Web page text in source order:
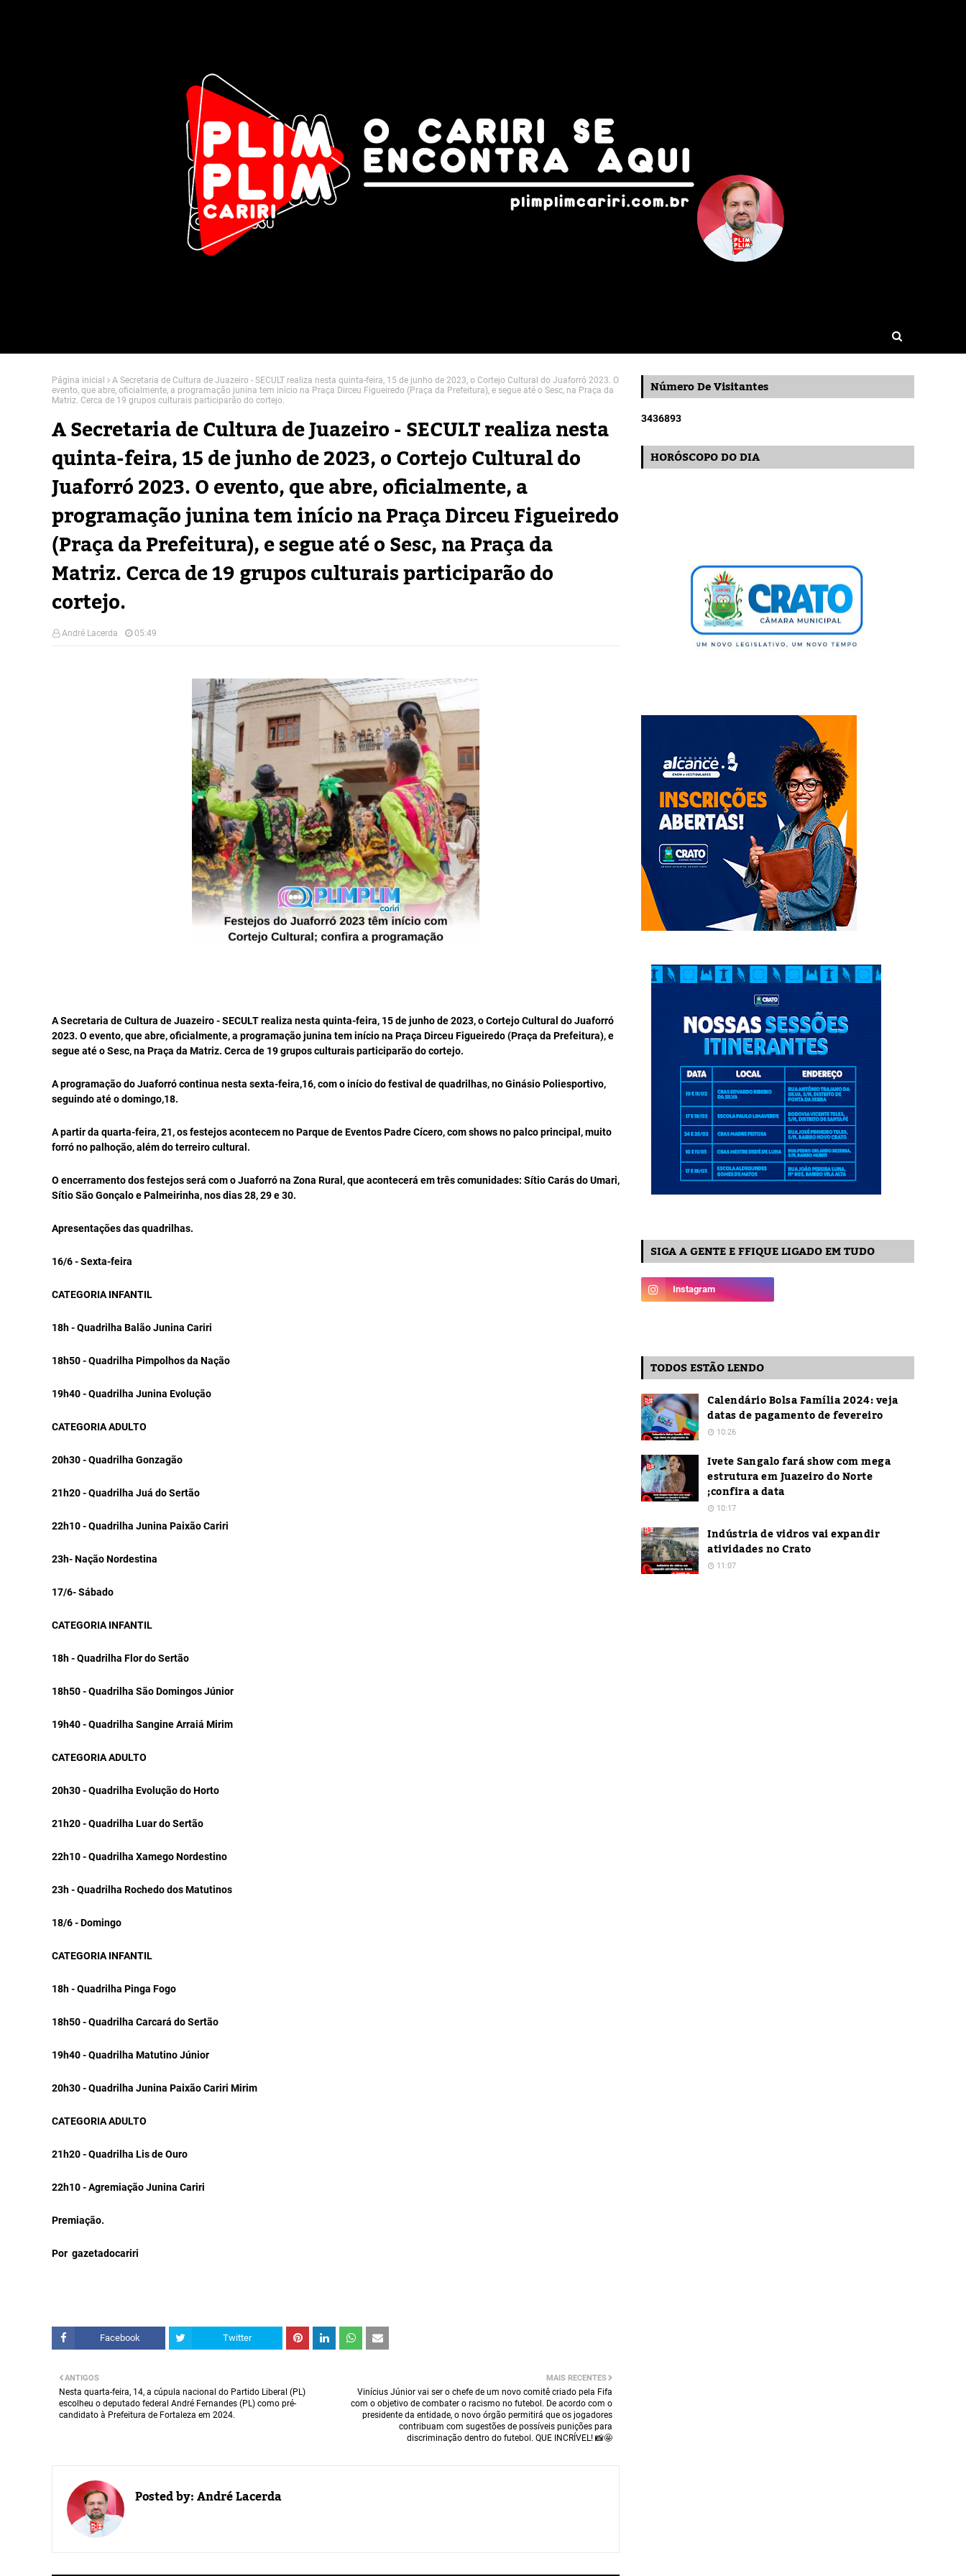
Página inicial
A Secretaria de Cultura de Juazeiro - SECULT realiza nesta quinta-feira, 15 de junho de 2023, o Cortejo Cultural do Juaforró 2023. O
evento, que abre, oficialmente, a programação junina tem início na Praça Dirceu Figueiredo (Praça da Prefeitura), e segue até o Sesc, na Praça da
Matriz. Cerca de 19 grupos culturais participarão do cortejo.
A Secretaria de Cultura de Juazeiro - SECULT realiza nesta
quinta-feira, 15 de junho de 2023, o Cortejo Cultural do
Juaforró 2023. O evento, que abre, oficialmente, a
programação junina tem início na Praça Dirceu Figueiredo
(Praça da Prefeitura), e segue até o Sesc, na Praça da
Matriz. Cerca de 19 grupos culturais participarão do
cortejo.
André Lacerda 05:49
A Secretaria de Cultura de Juazeiro - SECULT realiza nesta quinta-feira, 15 de junho de 2023, o Cortejo Cultural do Juaforró
2023. O evento, que abre, oficialmente, a programação junina tem início na Praça Dirceu Figueiredo (Praça da Prefeitura), e
segue até o Sesc, na Praça da Matriz. Cerca de 19 grupos culturais participarão do cortejo.
A programação do Juaforró continua nesta sexta-feira,16, com o início do festival de quadrilhas, no Ginásio Poliesportivo,
seguindo até o domingo,18.
A partir da quarta-feira, 21, os festejos acontecem no Parque de Eventos Padre Cícero, com shows no palco principal, muito
forró no palhoção, além do terreiro cultural.
O encerramento dos festejos será com o Juaforró na Zona Rural, que acontecerá em três comunidades: Sítio Carás do Umari,
Sítio São Gonçalo e Palmeirinha, nos dias 28, 29 e 30.
Apresentações das quadrilhas.
16/6 - Sexta-feira
CATEGORIA INFANTIL
18h - Quadrilha Balão Junina Cariri
18h50 - Quadrilha Pimpolhos da Nação
19h40 - Quadrilha Junina Evolução
CATEGORIA ADULTO
20h30 - Quadrilha Gonzagão
21h20 - Quadrilha Juá do Sertão
22h10 - Quadrilha Junina Paixão Cariri
23h- Nação Nordestina
17/6- Sábado
CATEGORIA INFANTIL
18h - Quadrilha Flor do Sertão
18h50 - Quadrilha São Domingos Júnior
19h40 - Quadrilha Sangine Arraiá Mirim
CATEGORIA ADULTO
20h30 - Quadrilha Evolução do Horto
21h20 - Quadrilha Luar do Sertão
22h10 - Quadrilha Xamego Nordestino
23h - Quadrilha Rochedo dos Matutinos
18/6 - Domingo
CATEGORIA INFANTIL
18h - Quadrilha Pinga Fogo
18h50 - Quadrilha Carcará do Sertão
19h40 - Quadrilha Matutino Júnior
20h30 - Quadrilha Junina Paixão Cariri Mirim
CATEGORIA ADULTO
21h20 - Quadrilha Lis de Ouro
22h10 - Agremiação Junina Cariri
Premiação.
Por gazetadocariri
Facebook Twitter
MAIS RECENTES
Vinícius Júnior vai ser o chefe de um novo comitê criado pela Fifa
com o objetivo de combater o racismo no futebol. De acordo com o
presidente da entidade, o novo órgão permitirá que os jogadores
contribuam com sugestões de possíveis punições para
discriminação dentro do futebol. QUE INCRÍVEL! 📸🤩
ANTIGOS
Nesta quarta-feira, 14, a cúpula nacional do Partido Liberal (PL)
escolheu o deputado federal André Fernandes (PL) como pré-
candidato à Prefeitura de Fortaleza em 2024.
Posted by:André Lacerda
Número De Visitantes
3436893
HORÓSCOPO DO DIA
SIGA A GENTE E FFIQUE LIGADO EM TUDO
TODOS ESTÃO LENDO
Calendário Bolsa Família 2024: veja
datas de pagamento de fevereiro
10:26
Ivete Sangalo fará show com mega
estrutura em Juazeiro do Norte
;confira a data
10:17
Indústria de vidros vai expandir
atividades no Crato
11:07